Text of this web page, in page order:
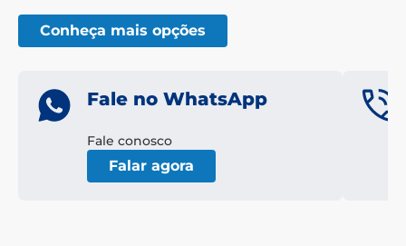
Conheça mais opções
Fale no WhatsApp
Fale conosco
Falar agora